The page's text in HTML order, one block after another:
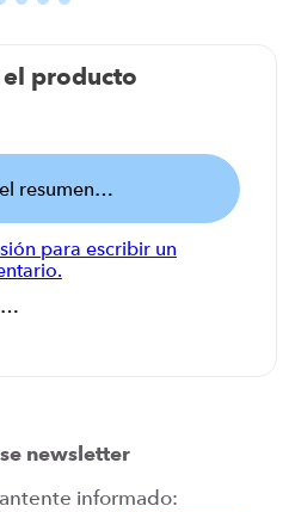
producto
resumen…
para escribir un
newsletter
informado: